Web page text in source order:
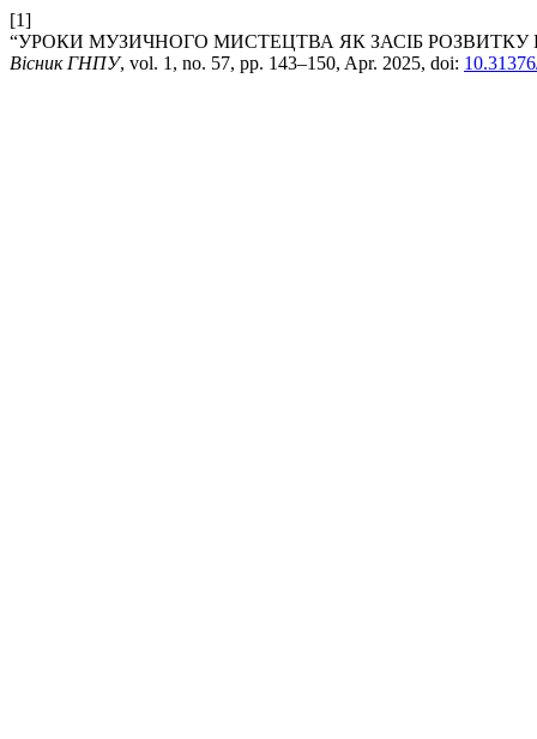
[1]
“УРОКИ МУЗИЧНОГО МИСТЕЦТВА ЯК ЗАСІБ
Вісник ГНПУ, vol. 1, no. 57, pp. 143–150, Apr. 2025, doi: